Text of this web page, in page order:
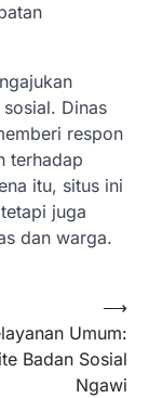
Dinas
respon
terhadap
itu, situs ini
juga
dan warga.
Umum:
Badan Sosial
Ngawi
⟶